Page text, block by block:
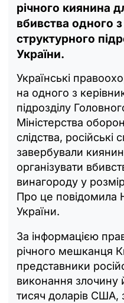
річного киянина
вбивства одного з
структурного
України.
Українські
на одного з
підрозділу
Міністерства
слідства, російські
завербували
організувати
винагороду у
Про це повідомила
України.
За інформацією
річного мешканця
представники
виконання злочину
тисяч доларів США,